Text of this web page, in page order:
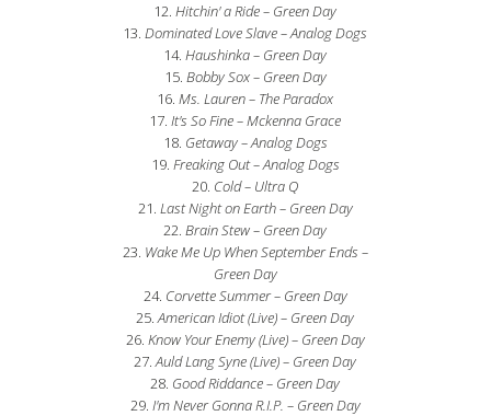
12.Hitchin' a Ride – Green Day
13.Dominated Love Slave – Analog Dogs
14.Haushinka – Green Day
15. Bobby Sox – Green Day
16.Ms. Lauren – The Paradox
17.It's So Fine – Mckenna Grace
18. Getaway – Analog Dogs
19. Freaking Out – Analog Dogs
20. Cold – Ultra Q
21. Last Night on Earth – Green Day
22.Brain Stew – Green Day
23. Wake Me Up When September Ends –
Green Day
24. Corvette Summer – Green Day
25.American Idiot (Live) – Green Day
26. Know Your Enemy (Live) – Green Day
27.Auld Lang Syne (Live) – Green Day
28. Good Riddance – Green Day
29. I'm Never Gonna R.I.P. – Green Day